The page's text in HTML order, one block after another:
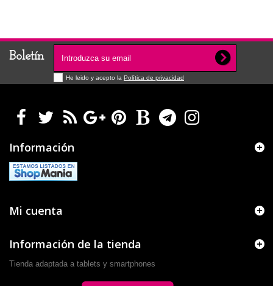
Boletín
He leido y acepto la Política de privacidad
Información
Mi cuenta
Información de la tienda
Tienda adaptada a tablets y smartphones